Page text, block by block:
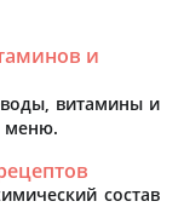
и
витамины и
меню.
состав